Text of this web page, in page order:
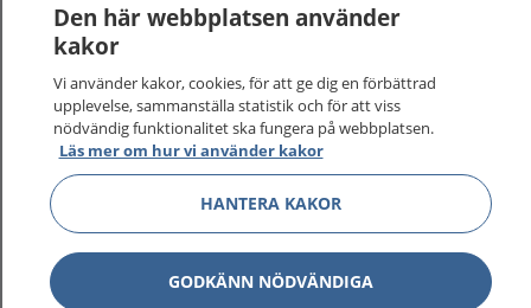
sjukvårdsrådgivning dygnet runt.
1177 ger dig råd när du vill må bättre.
1177 på flera språk Visa
Om 1177 Visa
Den här webbplatsen använder
kakor
Vi använder kakor, cookies, för att ge dig en förbättrad
upplevelse, sammanställa statistik och för att viss
nödvändig funktionalitet ska fungera på webbplatsen.
Läs mer om hur vi använder kakor
HANTERA KAKOR
GODKÄNN NÖDVÄNDIGA